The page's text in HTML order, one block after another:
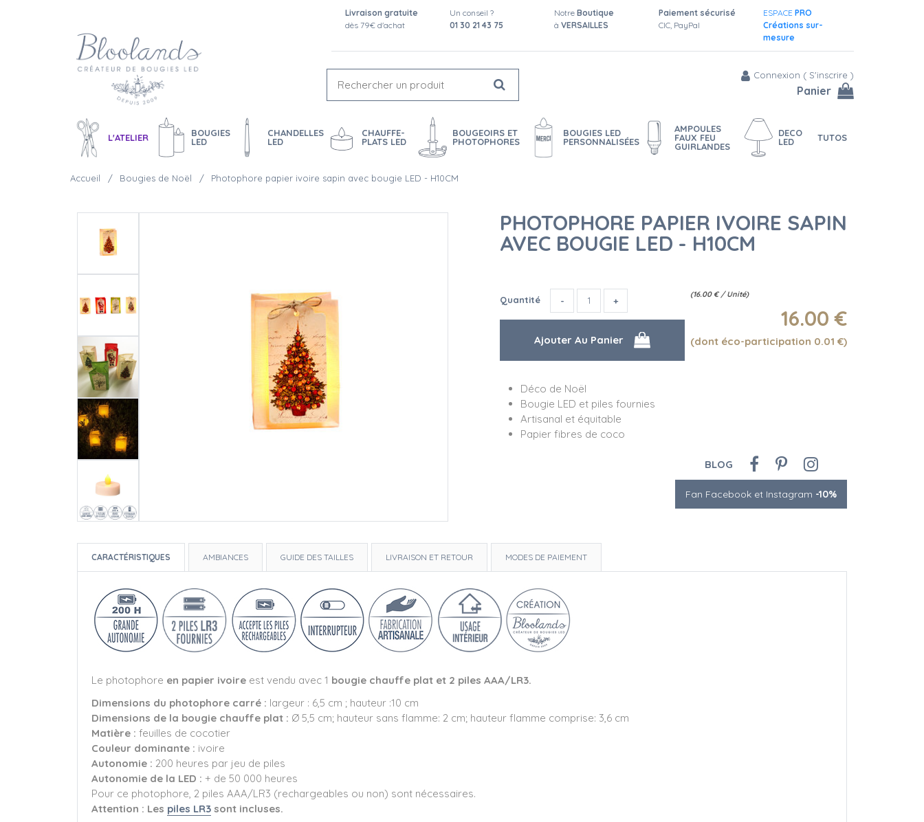
Livraison gratuite
dès 79€ d'achat
Un conseil ?
01 30 21 43 75
Notre Boutique
à VERSAILLES
Paiement sécurisé
CIC, PayPal
ESPACE PRO
Créations sur-
mesure
Connexion ( S'inscrire )
Panier
L'ATELIER
BOUGIES
LED
CHANDELLES
LED
CHAUFFE-
PLATS LED
BOUGEOIRS ET
PHOTOPHORES
BOUGIES LED
PERSONNALISÉES
AMPOULES
FAUX FEU
GUIRLANDES
DECO
LED
TUTOS
Accueil Bougies de Noël Photophore papier ivoire sapin avec bougie LED - H10CM
PHOTOPHORE PAPIER IVOIRE SAPIN
AVEC BOUGIE LED - H10CM
(16.00 € / Unité)
16.00 €
(dont éco-participation 0.01 €)
Quantité
Déco de Noël
Bougie LED et piles fournies
Artisanal et équitable
Papier fibres de coco
BLOG
Fan Facebook et Instagram -10%
CARACTÉRISTIQUES AMBIANCES GUIDE DES TAILLES LIVRAISON ET RETOUR MODES DE PAIEMENT
Le photophore en papier ivoire est vendu avec 1 bougie chauffe plat et 2 piles AAA/LR3.
Dimensions du photophore carré : largeur : 6,5 cm ; hauteur :10 cm
Dimensions de la bougie chauffe plat : Ø 5,5 cm; hauteur sans flamme: 2 cm; hauteur flamme comprise: 3,6 cm
Matière : feuilles de cocotier
Couleur dominante : ivoire
Autonomie : 200 heures par jeu de piles
Autonomie de la LED : + de 50 000 heures
Pour ce photophore, 2 piles AAA/LR3 (rechargeables ou non) sont nécessaires.
Attention : Les piles LR3 sont incluses.